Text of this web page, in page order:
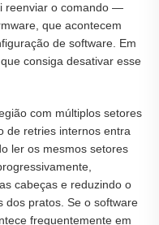
reenviar o comando —
que acontecem
de software. Em
consiga desativar esse
com múltiplos setores
de retries internos entra
ler os mesmos setores
cabeças e reduzindo o
dos pratos. Se o software
frequentemente em